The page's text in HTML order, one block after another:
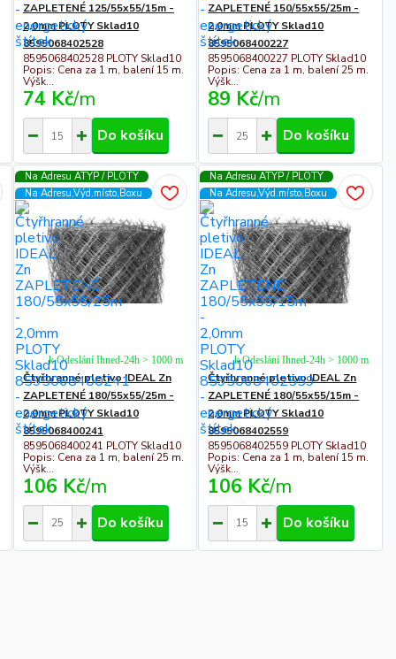
ZAPLETENÉ 125/55x55/15m -
2,0mm PLOTY Sklad10
8595068402528
8595068402528 PLOTY Sklad10
Popis: Cena za 1 m, balení 15 m.
Výšk...
74 Kč/m
Do košíku
ZAPLETENÉ 150/55x55/25m -
2,0mm PLOTY Sklad10
8595068400227
8595068400227 PLOTY Sklad10
Popis: Cena za 1 m, balení 25 m.
Výšk...
89 Kč/m
Do košíku
Na Adresu ATYP / PLOTY
Na Adresu,Výd.místo,Boxu
Čtyřhranné pletivo IDEAL Zn
ZAPLETENÉ 180/55x55/25m -
2,0mm PLOTY Sklad10
8595068400241
8595068400241 PLOTY Sklad10
Popis: Cena za 1 m, balení 25 m.
Výšk...
106 Kč/m
k Odeslání Ihned-24h > 1000 m
Do košíku
Na Adresu ATYP / PLOTY
Na Adresu,Výd.místo,Boxu
Čtyřhranné pletivo IDEAL Zn
ZAPLETENÉ 180/55x55/15m -
2,0mm PLOTY Sklad10
8595068402559
8595068402559 PLOTY Sklad10
Popis: Cena za 1 m, balení 15 m.
Výšk...
106 Kč/m
k Odeslání Ihned-24h > 1000 m
Do košíku